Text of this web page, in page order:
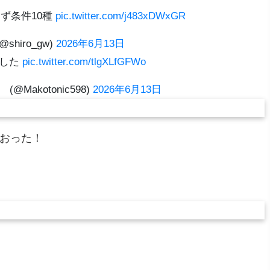
条件10種 pic.twitter.com/j483xDWxGR
2026年6月13日
た pic.twitter.com/tlgXLfGFWo
(@Makotonic598) 2026年6月13日
った！